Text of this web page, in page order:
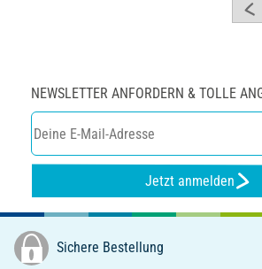
NEWSLETTER ANFORDERN & TOLLE
Jetzt anmelden
Sichere Bestellung